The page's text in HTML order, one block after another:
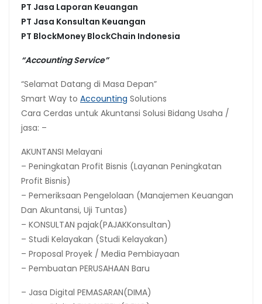
PT Jasa Laporan Keuangan
PT Jasa Konsultan Keuangan
PT BlockMoney BlockChain Indonesia
“Accounting Service”
“Selamat Datang di Masa Depan”
Smart Way to Accounting Solutions
Cara Cerdas untuk Akuntansi Solusi Bidang Usaha /
jasa: –
AKUNTANSI Melayani
– Peningkatan Profit Bisnis (Layanan Peningkatan
Profit Bisnis)
– Pemeriksaan Pengelolaan (Manajemen Keuangan
Dan Akuntansi, Uji Tuntas)
– KONSULTAN pajak(PAJAKKonsultan)
– Studi Kelayakan (Studi Kelayakan)
– Proposal Proyek / Media Pembiayaan
– Pembuatan PERUSAHAAN Baru
– Jasa Digital PEMASARAN(DIMA)